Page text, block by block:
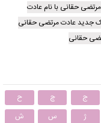
حقانی با نام عادت
جدید عادت مرتضی حقانی
حقانی
ج چ
ح
ژ س
ش